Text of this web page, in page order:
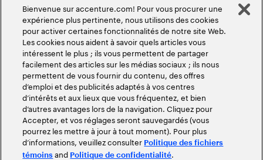
Bienvenue sur accenture.com! Pour vous procurer une
expérience plus pertinente, nous utilisons des cookies
pour activer certaines fonctionnalités de notre site Web.
Les cookies nous aident à savoir quels articles vous
intéressent le plus ; ils vous permettent de partager
facilement des articles sur les médias sociaux ; ils nous
permettent de vous fournir du contenu, des offres
d’emploi et des publicités adaptés à vos centres
d’intérêts et aux lieux que vous fréquentez, et bien
d’autres avantages lors de la navigation. Cliquez pour
Accepter, et vos réglages seront sauvegardés (vous
pourrez les mettre à jour à tout moment). Pour plus
d’informations, veuillez consulter Politique des fichiers
témoins and Politique de confidentialité.